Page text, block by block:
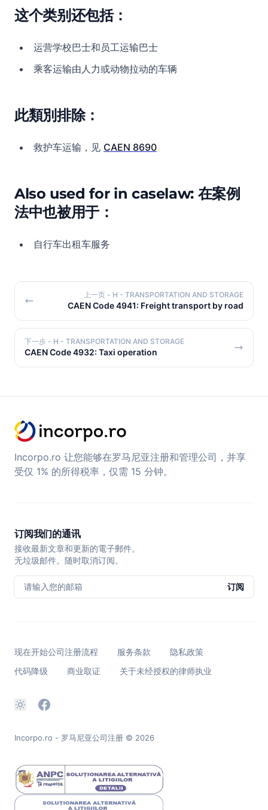
这个类别还包括：
运营学校巴士和员工运输巴士
乘客运输由人力或动物拉动的车辆
此類別排除：
救护车运输，见 CAEN 8690
Also used for in caselaw: 在案例
法中也被用于：
自行车出租车服务
上一页 - H - TRANSPORTATION AND STORAGE
CAEN Code 4941: Freight transport by road
下一步 - H - TRANSPORTATION AND STORAGE
CAEN Code 4932: Taxi operation
Incorpo.ro 让您能够在罗马尼亚注册和管理公司，并享
受仅 1% 的所得税率，仅需 15 分钟。
订阅我们的通讯
接收最新文章和更新的電子郵件。
无垃圾邮件。随时取消订阅。
请输入您的邮箱 订阅
现在开始公司注册流程 服务条款
隐私政策
代码降级
商业取证 关于未经授权的律师执业
Incorpo.ro - 罗马尼亚公司注册 © 2026